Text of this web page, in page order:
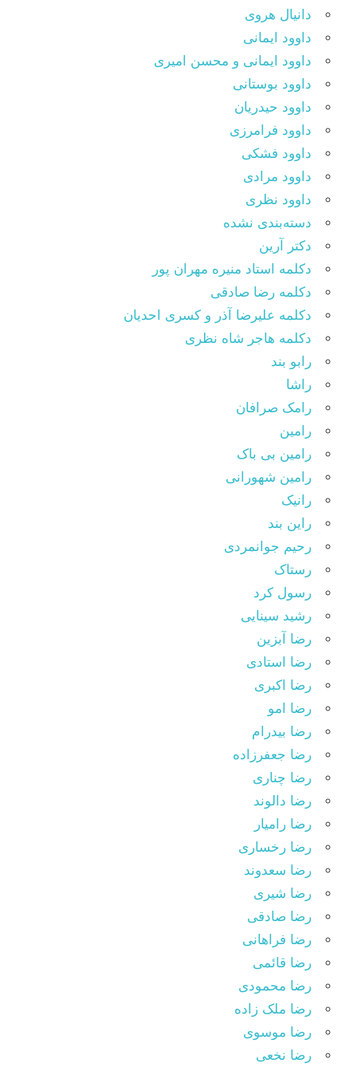
دانیال هروی
داوود ایمانی
داوود ایمانی و محسن امیری
داوود بوستانی
داوود حیدریان
داوود فرامرزی
داوود فشکی
داوود مرادی
داوود نظری
دسته‌بندی نشده
دکتر آرین
دکلمه استاد منیره مهران پور
دکلمه رضا صادقی
دکلمه علیرضا آذر و کسری احدیان
دکلمه هاجر شاه نظری
رابو بند
راشا
رامک صرافان
رامین
رامین بی باک
رامین شهورانی
رانیک
راین بند
رحیم جوانمردی
رستاک
رسول کرد
رشید سینایی
رضا آبزین
رضا استادی
رضا اکبری
رضا امو
رضا بیدرام
رضا جعفرزاده
رضا چناری
رضا دالوند
رضا رامیار
رضا رخساری
رضا سعدوند
رضا شیری
رضا صادقی
رضا فراهانی
رضا قائمی
رضا محمودی
رضا ملک زاده
رضا موسوی
رضا نخعی